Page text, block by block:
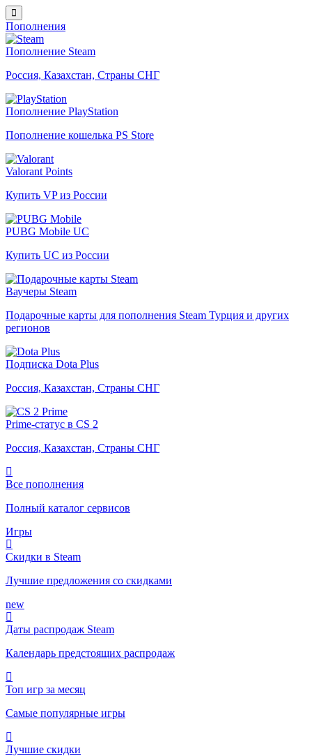
Пополнения
Пополнение Steam
Россия, Казахстан, Страны СНГ
Пополнение PlayStation
Пополнение кошелька PS Store
Valorant Points
Купить VP из России
PUBG Mobile UC
Купить UC из России
Ваучеры Steam
Подарочные карты для пополнения Steam Турция и других
регионов
Подписка Dota Plus
Россия, Казахстан, Страны СНГ
Prime-статус в CS 2
Россия, Казахстан, Страны СНГ
Все пополнения
Полный каталог сервисов
Игры
Скидки в Steam
Лучшие предложения со скидками
new
Даты распродаж Steam
Календарь предстоящих распродаж
Топ игр за месяц
Самые популярные игры
Лучшие скидки